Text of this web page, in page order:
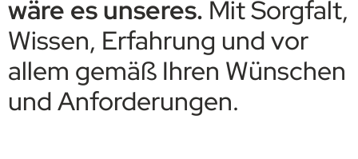
wäre es unseres. Mit Sorgfalt,
Wissen, Erfahrung und vor
allem gemäß Ihren Wünschen
und Anforderungen.